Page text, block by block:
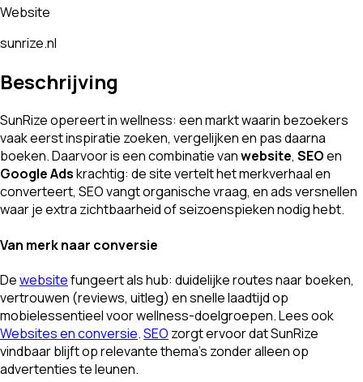
Website
sunrize.nl
Beschrijving
SunRize opereert in wellness: een markt waarin bezoekers
vaak eerst inspiratie zoeken, vergelijken en pas daarna
boeken. Daarvoor is een combinatie vanwebsite, SEOen
Google Adskrachtig: de site vertelt het merkverhaal en
converteert, SEO vangt organische vraag, en ads versnellen
waar je extra zichtbaarheid of seizoenspieken nodig hebt.
Van merk naar conversie
Dewebsitefungeert als hub: duidelijke routes naar boeken,
vertrouwen (reviews, uitleg) en snelle laadtijd op
mobielessentieel voor wellness-doelgroepen. Lees ook
Websites en conversie.SEO zorgt ervoor dat SunRize
vindbaar blijft op relevante thema’s zonder alleen op
advertenties te leunen.